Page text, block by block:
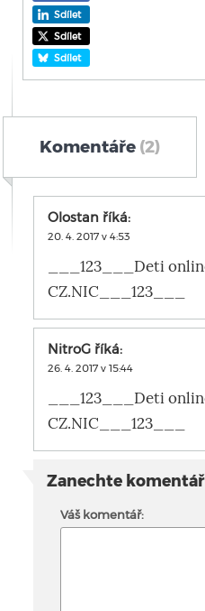
Sdílet
Sdílet
Sdílet
Komentáře (2)
Olostan říká:
20. 4. 2017 v 4:53
___123___Deti
CZ.NIC___123___
NitroG říká:
26. 4. 2017 v 15:44
___123___Deti
CZ.NIC___123___
Zanechte komentář
Váš komentář: